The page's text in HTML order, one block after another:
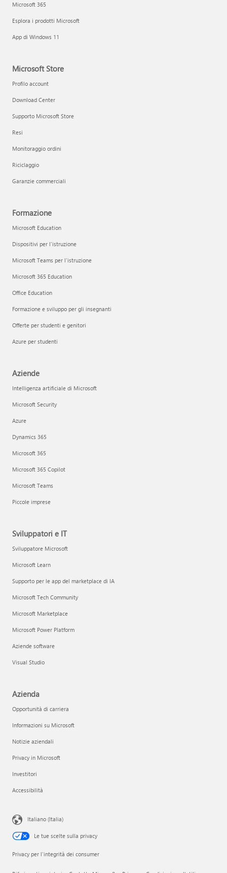
Microsoft 365
Esplora i prodotti Microsoft
App di Windows 11
Microsoft Store
Profilo account
Download Center
Supporto Microsoft Store
Resi
Monitoraggio ordini
Riciclaggio
Garanzie commerciali
Formazione
Microsoft Education
Dispositivi per l'istruzione
Microsoft Teams per l'istruzione
Microsoft 365 Education
Office Education
Formazione e sviluppo per gli insegnanti
Offerte per studenti e genitori
Azure per studenti
Aziende
Intelligenza artificiale di Microsoft
Microsoft Security
Azure
Dynamics 365
Microsoft 365
Microsoft 365 Copilot
Microsoft Teams
Piccole imprese
Sviluppatori e IT
Sviluppatore Microsoft
Microsoft Learn
Supporto per le app del marketplace di IA
Microsoft Tech Community
Microsoft Marketplace
Microsoft Power Platform
Aziende software
Visual Studio
Azienda
Opportunità di carriera
Informazioni su Microsoft
Notizie aziendali
Privacy in Microsoft
Investitori
Accessibilità
Italiano (Italia)
Le tue scelte sulla privacy
Privacy per l'integrità dei consumer